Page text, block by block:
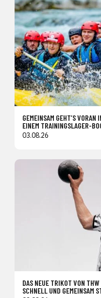
GEMEINSAM GEHT’S
EINEM TRAININGSLAGER-
03.08.26
DAS NEUE TRIKOT VON
SCHNELL UND GEMEINSAM